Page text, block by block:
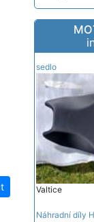
sedlo
Valtice
Náhradní díly